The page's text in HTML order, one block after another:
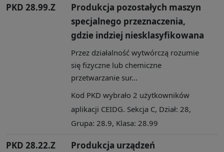
PKD 28.99.Z
Produkcja pozostałych maszyn
specjalnego przeznaczenia,
gdzie indziej niesklasyfikowana
Przez działalność wytwórczą rozumie
się fizyczne lub chemiczne
przetwarzanie sur...
Kod PKD wybrało 2 użytkowników
aplikacji CEIDG. Sekcja C, Dział: 28,
Grupa: 28.9, Klasa: 28.99
PKD 28.22.Z
Produkcja urządzeń